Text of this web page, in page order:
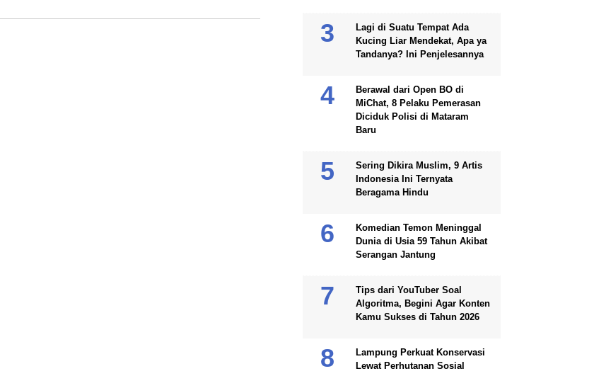
Lagi di Suatu Tempat Ada
Kucing Liar Mendekat, Apa ya
Tandanya? Ini Penjelesannya
Berawal dari Open BO di
MiChat, 8 Pelaku Pemerasan
Diciduk Polisi di Mataram
Baru
Sering Dikira Muslim, 9 Artis
Indonesia Ini Ternyata
Beragama Hindu
Komedian Temon Meninggal
Dunia di Usia 59 Tahun Akibat
Serangan Jantung
Tips dari YouTuber Soal
Algoritma, Begini Agar Konten
Kamu Sukses di Tahun 2026
Lampung Perkuat Konservasi
Lewat Perhutanan Sosial